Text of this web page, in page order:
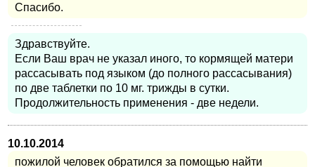
Спасибо.
Здравствуйте.
Если Ваш врач не указал иного, то кормящей матери
рассасывать под языком (до полного рассасывания)
по две таблетки по 10 мг. трижды в сутки.
Продолжительность применения - две недели.
10.10.2014
пожилой человек обратился за помощью найти